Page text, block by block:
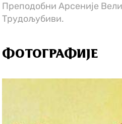
Преподобни Арсеније
Трудољубиви.
ФОТОГРАФИЈЕ